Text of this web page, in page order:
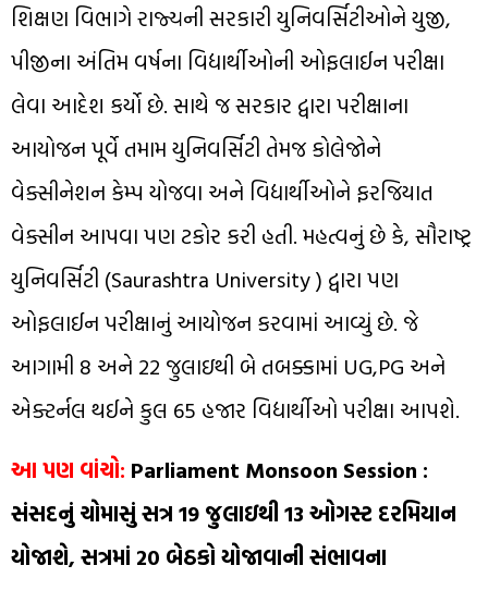
શિક્ષણ વિભાગે રાજ્યની સરકારી યુનિવર્સિટીઓને યુજી,
પીજીના અંતિમ વર્ષના વિદ્યાર્થીઓની ઓફલાઈન પરીક્ષા
લેવા આદેશ કર્યો છે. સાથે જ સરકાર દ્વારા પરીક્ષાના
આયોજન પૂર્વે તમામ યુનિવર્સિટી તેમજ કોલેજોને
વેક્સીનેશન કેમ્પ યોજવા અને વિદ્યાર્થીઓને ફરજિયાત
વેક્સીન આપવા પણ ટકોર કરી હતી. મહત્વનું છે કે, સૌરાષ્ટ્ર
યુનિવર્સિટી (Saurashtra University ) દ્વારા પણ
ઓફલાઈન પરીક્ષાનું આયોજન કરવામાં આવ્યું છે. જે
આગામી 8 અને 22 જુલાઇથી બે તબક્કામાં UG,PG અને
એક્ટર્નલ થઈને કુલ 65 હજાર વિદ્યાર્થીઓ પરીક્ષા આપશે.
આ પણ વાંચો: Parliament Monsoon Session :
સંસદનું ચોમાસું સત્ર 19 જુલાઇથી 13 ઓગસ્ટ દરમિયાન
યોજાશે, સત્રમાં 20 બેઠકો યોજાવાની સંભાવના